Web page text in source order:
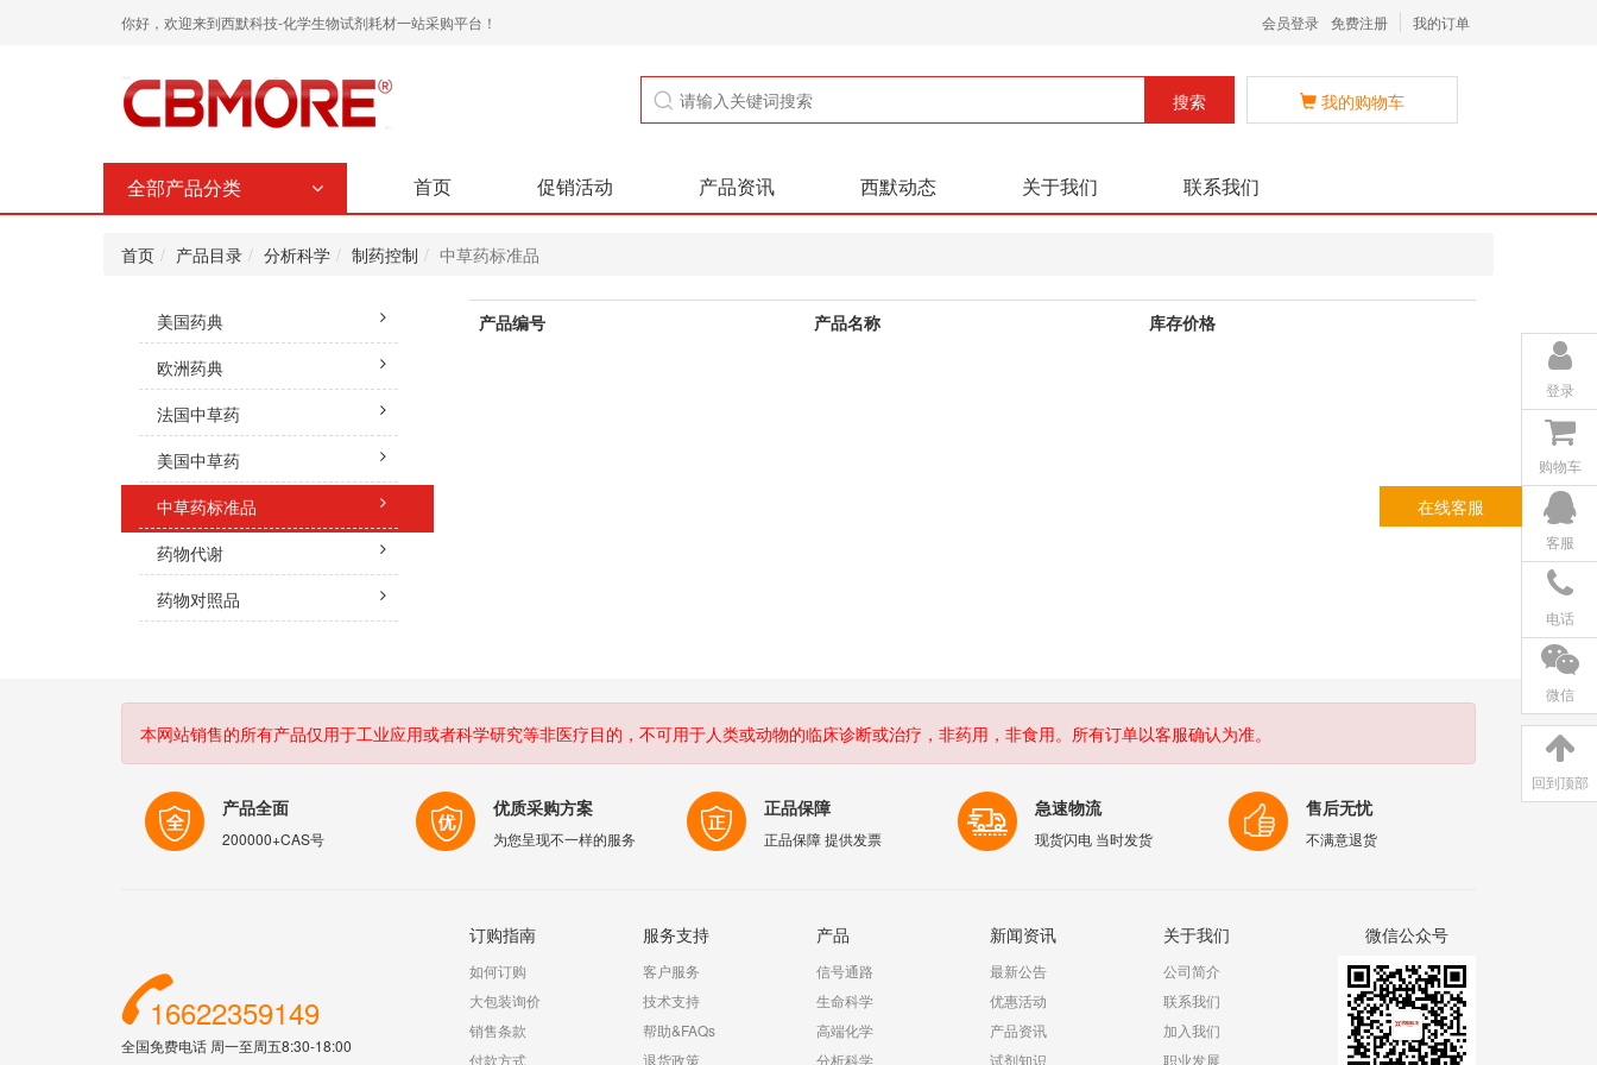
你好，欢迎来到西默科技-化学生物试剂耗材一站采购平台！ 会员登录 免费注册 我的订单
搜索 我的购物车
全部产品分类 首页 促销活动 产品资讯 西默动态 关于我们 联系我们
首页 产品目录 分析科学 制药控制 中草药标准品
美国药典
欧洲药典
法国中草药
美国中草药
中草药标准品
药物代谢
药物对照品
产品编号 产品名称 库存价格
登录
购物车
客服
在线客服
电话
微信
回到顶部
本网站销售的所有产品仅用于工业应用或者科学研究等非医疗目的，不可用于人类或动物的临床诊断或治疗，非药用，非食用。所有订单以客服确认为准。
产品全面
200000+CAS号
优质采购方案
为您呈现不一样的服务
正品保障
正品保障 提供发票
急速物流
现货闪电 当时发货
售后无忧
不满意退货
16622359149
全国免费电话 周一至周五8:30-18:00
订购指南
如何订购
大包装询价
销售条款
付款方式
服务支持
客户服务
技术支持
帮助&FAQs
退货政策
产品
信号通路
生命科学
高端化学
分析科学
新闻资讯
最新公告
优惠活动
产品资讯
试剂知识
关于我们
公司简介
联系我们
加入我们
职业发展
微信公众号